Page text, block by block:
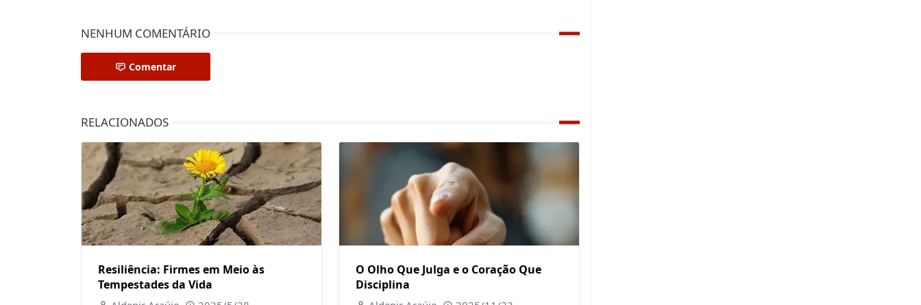
NENHUM COMENTÁRIO
Comentar
RELACIONADOS
Resiliência: Firmes em Meio às
Tempestades da Vida
O Olho Que Julga e o Coração Que
Disciplina